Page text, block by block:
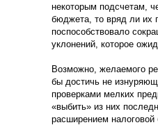
некоторым подсчетам,
бюджета, то вряд ли их
поспособствовало
уклонений, которое
Возможно, желаемого
бы достичь не
проверками мелких
«выбить» из них
расширением